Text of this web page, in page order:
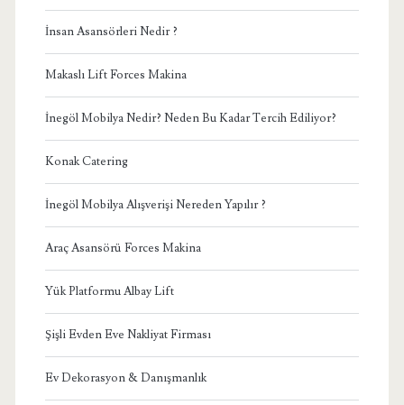
İnsan Asansörleri Nedir ?
Makaslı Lift Forces Makina
İnegöl Mobilya Nedir? Neden Bu Kadar Tercih Ediliyor?
Konak Catering
İnegöl Mobilya Alışverişi Nereden Yapılır ?
Araç Asansörü Forces Makina
Yük Platformu Albay Lift
Şişli Evden Eve Nakliyat Firması
Ev Dekorasyon & Danışmanlık